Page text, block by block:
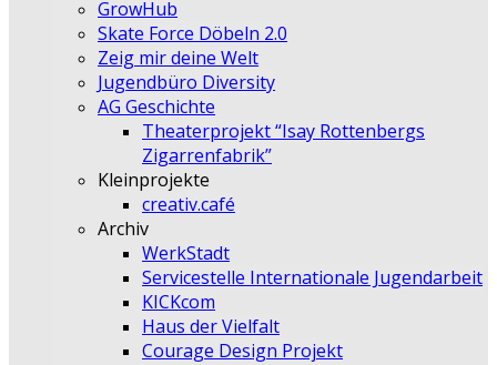
GrowHub
Skate Force Döbeln 2.0
Zeig mir deine Welt
Jugendbüro Diversity
AG Geschichte
Theaterprojekt “Isay Rottenbergs
Zigarrenfabrik”
Kleinprojekte
creativ.café
Archiv
WerkStadt
Servicestelle Internationale Jugendarbeit
KICKcom
Haus der Vielfalt
Courage Design Projekt